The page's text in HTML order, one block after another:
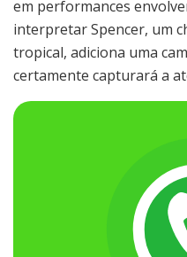
em performances
interpretar Spencer, um
tropical, adiciona uma
certamente capturará a